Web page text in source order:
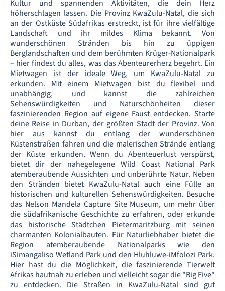
Kultur und spannenden Aktivitäten, die dein Herz
höherschlagen lassen. Die Provinz KwaZulu-Natal, die sich
an der Ostküste Südafrikas erstreckt, ist für ihre vielfältige
Landschaft und ihr mildes Klima bekannt. Von
wunderschönen Stränden bis hin zu üppigen
Berglandschaften und dem berühmten Krüger-Nationalpark
– hier findest du alles, was das Abenteurerherz begehrt. Ein
Mietwagen ist der ideale Weg, um KwaZulu-Natal zu
erkunden. Mit einem Mietwagen bist du flexibel und
unabhängig, und kannst die zahlreichen
Sehenswürdigkeiten und Naturschönheiten dieser
faszinierenden Region auf eigene Faust entdecken. Starte
deine Reise in Durban, der größten Stadt der Provinz. Von
hier aus kannst du entlang der wunderschönen
Küstenstraßen fahren und die malerischen Strände entlang
der Küste erkunden. Wenn du Abenteuerlust verspürst,
bietet dir der nahegelegene Wild Coast National Park
atemberaubende Aussichten und unberührte Natur. Neben
den Stränden bietet KwaZulu-Natal auch eine Fülle an
historischen und kulturellen Sehenswürdigkeiten. Besuche
das Nelson Mandela Capture Site Museum, um mehr über
die südafrikanische Geschichte zu erfahren, oder erkunde
das historische Städtchen Pietermaritzburg mit seinen
charmanten Kolonialbauten. Für Naturliebhaber bietet die
Region atemberaubende Nationalparks wie den
iSimangaliso Wetland Park und den Hluhluwe-iMfolozi Park.
Hier hast du die Möglichkeit, die faszinierende Tierwelt
Afrikas hautnah zu erleben und vielleicht sogar die "Big Five"
zu entdecken. Die Straßen in KwaZulu-Natal sind gut